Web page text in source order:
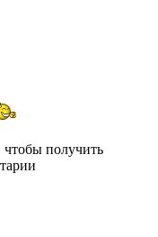
чтобы получить